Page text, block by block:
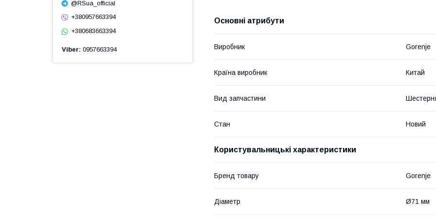
Основні атрибути
Виробник Gorenje
Країна виробник Китай
Вид запчастини
Стан Новий
Користувальницькі характеристики
Бренд товару Gorenje
Діаметр Ø71 мм
@RSua_official
+380957663394
+380683663394
Viber 0957663394